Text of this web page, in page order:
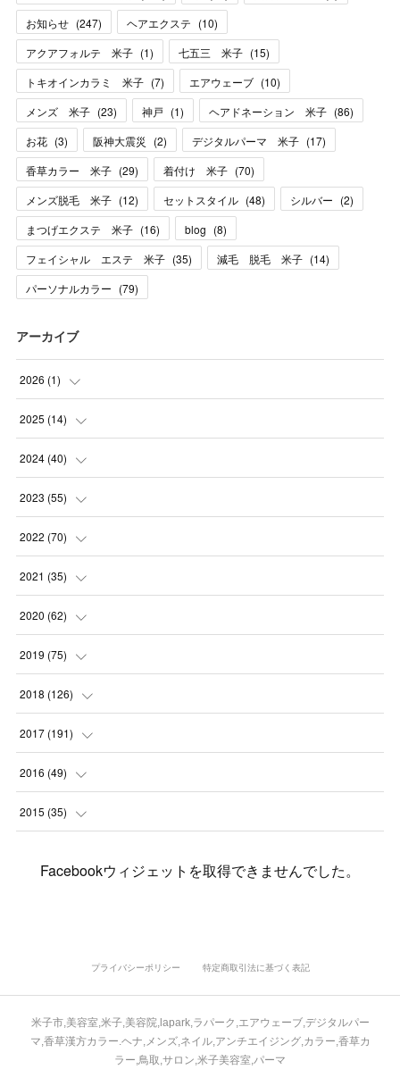
お知らせ (247) ヘアエクステ (10)
アクアフォルテ 米子 (1) 七五三 米子 (15)
トキオインカラミ 米子 (7) エアウェーブ (10)
メンズ 米子 (23) 神戸 (1) ヘアドネーション 米子 (86)
お花 (3) 阪神大震災 (2) デジタルパーマ 米子 (17)
香草カラー 米子 (29) 着付け 米子 (70)
メンズ脱毛 米子 (12) セットスタイル (48) シルバー (2)
まつげエクステ 米子 (16) blog (8)
フェイシャル エステ 米子 (35) 減毛 脱毛 米子 (14)
パーソナルカラー (79)
アーカイブ
2026 (1)
(1
2025 (14)
(10 )
(1
(1
(2
2024 (40)
(1
(1
(3
(2
(1)
(5)
(8)
2023 (55)
(2
(4
(3
(3
(8)
(6)
2022 (70)
(7
(11 )
(8
(1)
(3)
2021 (35)
(5
(7
(5)
(3)
(3)
2020 (62)
(6
(9)
(7)
(4
(6)
(1)
2019 (75)
(1)
(2)
(6
(7
(15)
(10)
(13)
2018 (126)
(6)
(12 )
(7
(8)
( 4)
2017 (191)
(12 )
(11 )
(23)
(20)
2016 (49)
(2
(3)
(3)
2015 (35)
(3)
(2)
Facebookウィジェットを取得できませんでした。
プライバシーポリシー 特定商取引法に基づく表記
米子市,美容室,米子,美容院,lapark,ラパーク,エアウェーブ,デジタルパー
マ,香草漢方カラー.ヘナ,メンズ,ネイル,アンチエイジング,カラー,香草カ
ラー,鳥取,サロン,米子美容室,パーマ